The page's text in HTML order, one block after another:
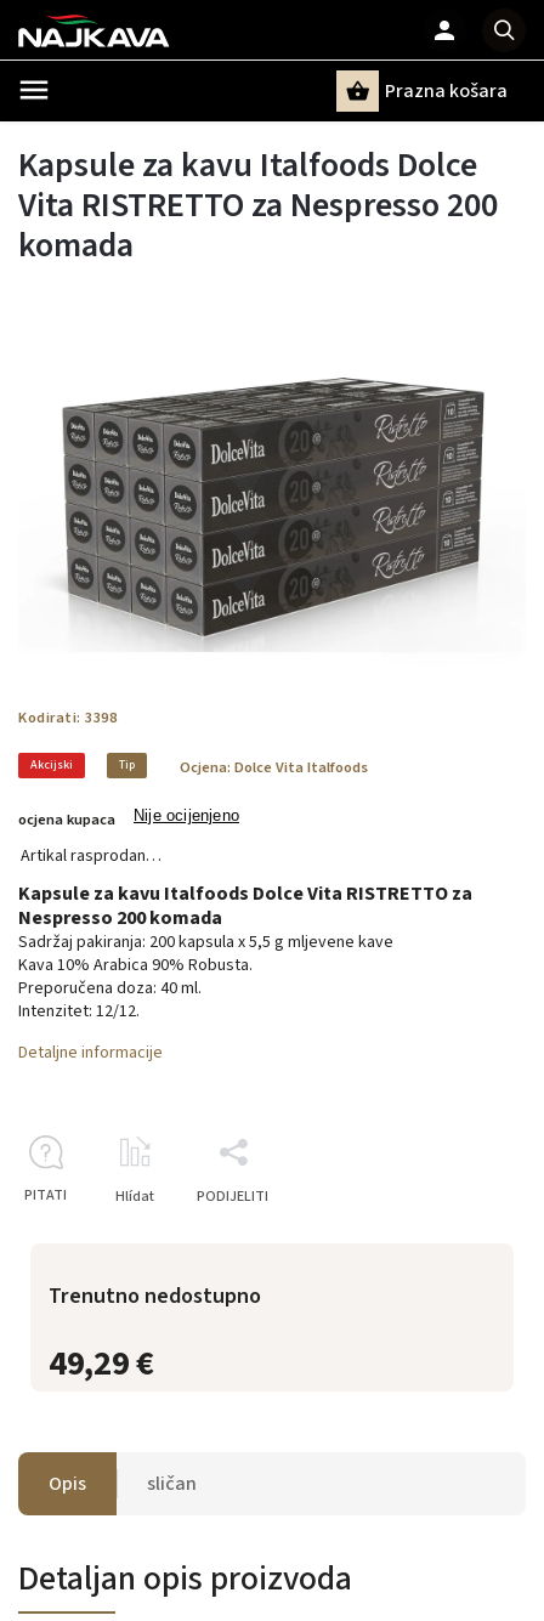
Prazna košara
Kapsule za kavu Italfoods Dolce
Vita RISTRETTO za Nespresso 200
komada
Kodirati: 3398
Akcijski Tip
ocjena kupaca Nije ocijenjeno
Ocjena: Dolce Vita Italfoods
49,29 €
Trenutno nedostupno
Artikal rasprodan…
Kapsule za kavu Italfoods Dolce Vita RISTRETTO za
Nespresso 200 komada
Sadržaj pakiranja: 200 kapsula x 5,5 g mljevene kave
Kava 10% Arabica 90% Robusta.
Preporučena doza: 40 ml.
Intenzitet: 12/12.
Detaljne informacije
PITATI Hlídat PODIJELITI
Opis sličan
Detaljan opis proizvoda